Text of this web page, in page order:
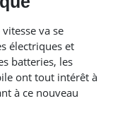
va se
électriques et
batteries, les
ont tout intérêt à
à ce nouveau